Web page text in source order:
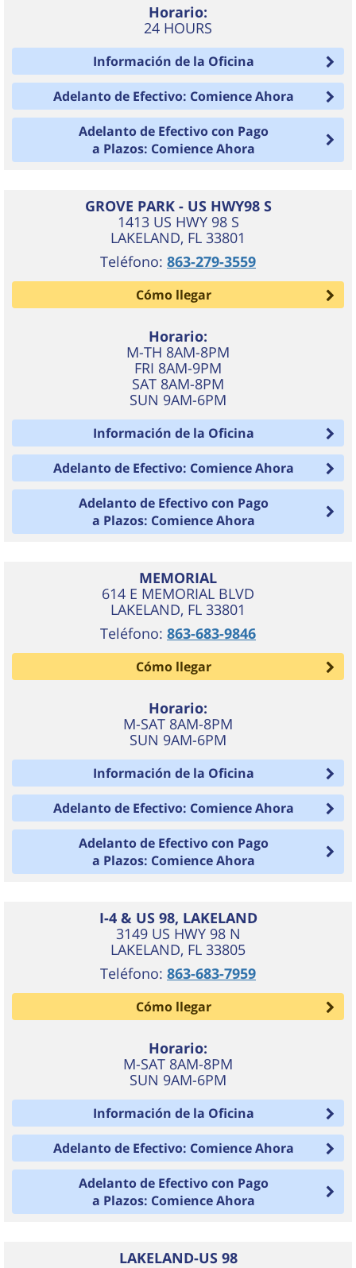
Horario:
24 HOURS
Información de la Oficina
Adelanto de Efectivo: Comience Ahora
Adelanto de Efectivo con Pago
a Plazos: Comience Ahora
GROVE PARK - US HWY98 S
1413 US HWY 98 S
LAKELAND, FL 33801
Teléfono: 863-279-3559
Cómo llegar
Horario:
M-TH 8AM-8PM
FRI 8AM-9PM
SAT 8AM-8PM
SUN 9AM-6PM
Información de la Oficina
Adelanto de Efectivo: Comience Ahora
Adelanto de Efectivo con Pago
a Plazos: Comience Ahora
MEMORIAL
614 E MEMORIAL BLVD
LAKELAND, FL 33801
Teléfono: 863-683-9846
Cómo llegar
Horario:
M-SAT 8AM-8PM
SUN 9AM-6PM
Información de la Oficina
Adelanto de Efectivo: Comience Ahora
Adelanto de Efectivo con Pago
a Plazos: Comience Ahora
I-4 & US 98, LAKELAND
3149 US HWY 98 N
LAKELAND, FL 33805
Teléfono: 863-683-7959
Cómo llegar
Horario:
M-SAT 8AM-8PM
SUN 9AM-6PM
Información de la Oficina
Adelanto de Efectivo: Comience Ahora
Adelanto de Efectivo con Pago
a Plazos: Comience Ahora
LAKELAND-US 98